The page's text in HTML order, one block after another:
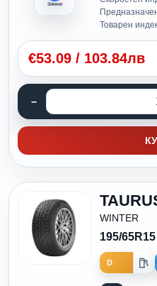
Зимни
Товарен
€53.09 / 103.84лв
WINTER
195/65R15
D